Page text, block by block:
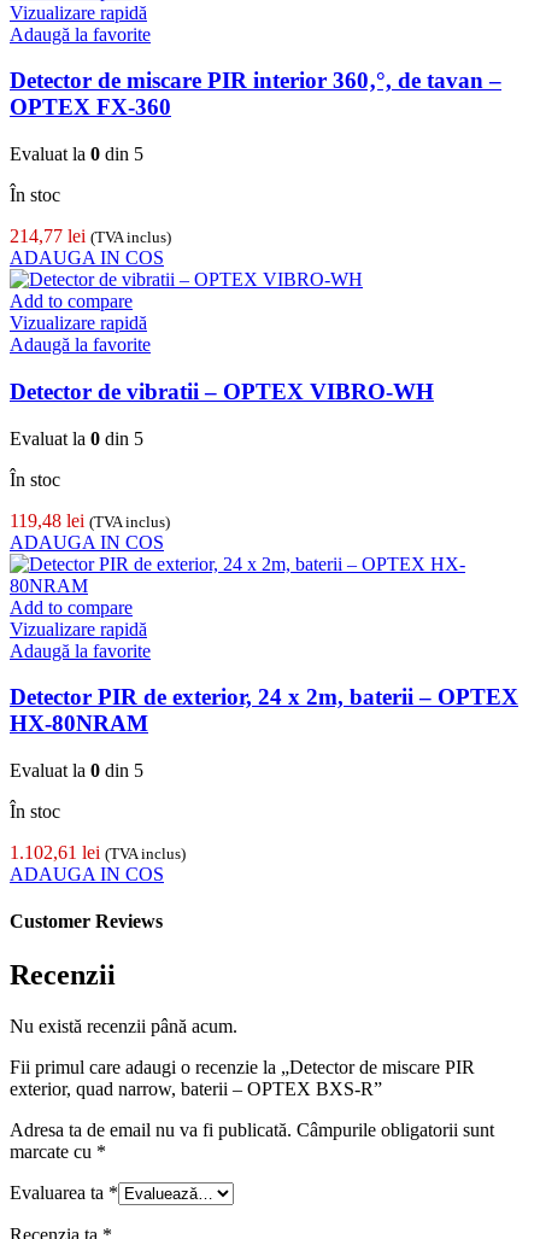
Vizualizare rapidă
Adaugă la favorite
Detector de miscare PIR interior 360‚°, de tavan –
OPTEX FX-360
Evaluat la 0 din 5
În stoc
214,77 lei (TVA inclus)
ADAUGA IN COS
Add to compare
Vizualizare rapidă
Adaugă la favorite
Detector de vibratii – OPTEX VIBRO-WH
Evaluat la 0 din 5
În stoc
119,48 lei (TVA inclus)
ADAUGA IN COS
Add to compare
Vizualizare rapidă
Adaugă la favorite
Detector PIR de exterior, 24 x 2m, baterii – OPTEX
HX-80NRAM
Evaluat la 0 din 5
În stoc
1.102,61 lei (TVA inclus)
ADAUGA IN COS
Customer Reviews
Recenzii
Nu există recenzii până acum.
Fii primul care adaugi o recenzie la „Detector de miscare PIR
exterior, quad narrow, baterii – OPTEX BXS-R”
Adresa ta de email nu va fi publicată. Câmpurile obligatorii sunt
marcate cu *
Evaluarea ta *
Recenzia ta *